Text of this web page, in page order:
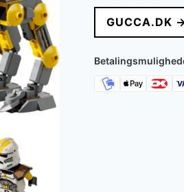
GUCCA.DK